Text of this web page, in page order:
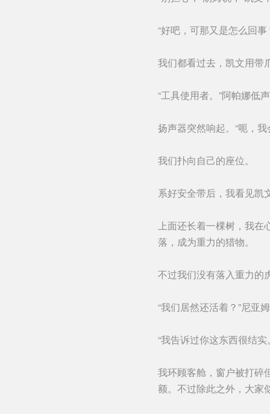
“好吧，可那又是怎么回
我们都看过去，凯文用带
“工具使用者。”阿帕娜低
扬声器突然响起。“呃，
我们扑向自己的座位。
系好安全带后，我看见凯
上面还长着一棵树，我在
落，成为重力的猎物。
不过我们没有落入重力的
“我们居然还活着？”尼亚
“我告诉过你这东西很结实
我环顾客舱，窗户被打碎
额。不过除此之外，大家